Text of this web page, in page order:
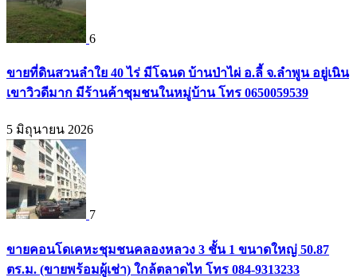
6
ขายที่ดินสวนลำใย 40 ไร่ มีโฉนด บ้านป่าไผ่ อ.ลี้ จ.ลำพูน อยู่เนิน
เขาวิวดีมาก มีร้านค้าชุมชนในหมู่บ้าน โทร 0650059539
5 มิถุนายน 2026
7
ขายคอนโดเคหะชุมชนคลองหลวง 3 ชั้น 1 ขนาดใหญ่ 50.87
ตร.ม. (ขายพร้อมผู้เช่า) ใกล้ตลาดไท โทร 084-9313233